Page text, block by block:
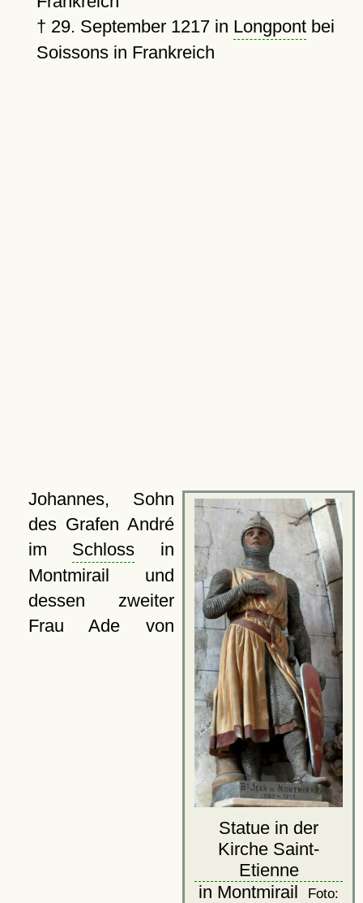
† 29. September 1217in Longpontbei
Soissons in Frankreich
Statue in der
Kirche Saint-
Etienne
in Montmirail
Foto:
Johannes, Sohn
des Grafen André
im Schloss in
Montmirail und
dessen zweiter
Frau Ade von